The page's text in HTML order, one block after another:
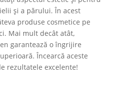
și a părului. În acest
produse cosmetice pe
Mai mult decât atât,
garantează o îngrijire
Încearcă aceste
rezultatele excelente!